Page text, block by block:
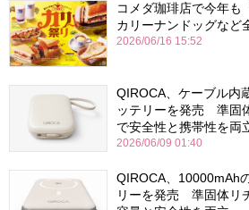
コメダ珈琲店で今年
カリーナンドッグなど
2026/06/16 15:52
QIROCA、ケーブル内
ッテリーを発売 準固
で安全性と携帯性を両
2026/06/09 01:40
QIROCA、10000mAh
リーを発売 準固体リ